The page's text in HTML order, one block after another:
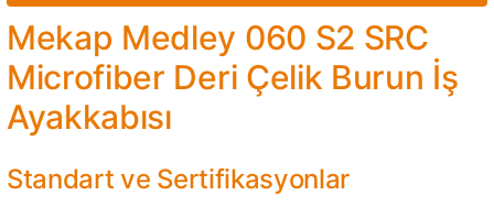
Mekap Medley 060 S2 SRC
Microfiber Deri Çelik Burun İş
Ayakkabısı
Standart ve Sertifikasyonlar